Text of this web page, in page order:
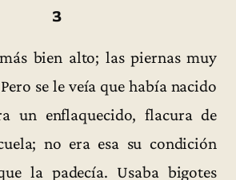
3
bien alto; las piernas muy
se le veía que había nacido
un enflaquecido, flacura de
no era esa su condición
la padecía. Usaba bigotes